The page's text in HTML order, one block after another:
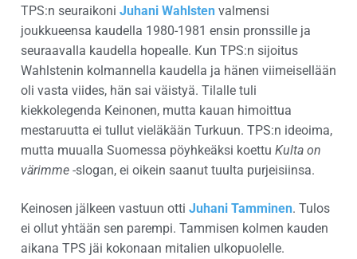
TPS:n seuraikoni Juhani Wahlsten valmensi
joukkueensa kaudella 1980-1981 ensin pronssille ja
seuraavalla kaudella hopealle. Kun TPS:n sijoitus
Wahlstenin kolmannella kaudella ja hänen viimeisellään
oli vasta viides, hän sai väistyä. Tilalle tuli
kiekkolegenda Keinonen, mutta kauan himoittua
mestaruutta ei tullut vieläkään Turkuun. TPS:n ideoima,
mutta muualla Suomessa pöyhkeäksi koettu Kulta on
värimme -slogan, ei oikein saanut tuulta purjeisiinsa.
Keinosen jälkeen vastuun otti Juhani Tamminen. Tulos
ei ollut yhtään sen parempi. Tammisen kolmen kauden
aikana TPS jäi kokonaan mitalien ulkopuolelle.